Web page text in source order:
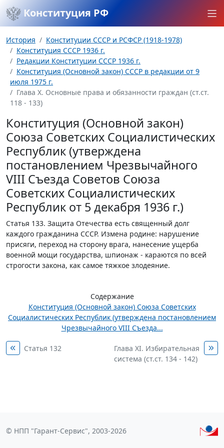
Конституция РФ
История
Конституции СССР и РСФСР (1918-1978)
Конституция СССР 1936 г.
Редакции Конституции СССР 1936 г.
Конституция (Основной закон) СССР в редакции от 9
июля 1975 г.
Глава Х. Основные права и обязанности граждан (ст.ст.
118 - 133)
Конституция (Основной закон)
Союза Советских Социалистических
Республик (утверждена
постановлением Чрезвычайного
VIII Съезда Советов Союза
Советских Социалистических
Республик от 5 декабря 1936 г.)
Статья 133. Защита Отечества есть священный долг
каждого гражданина СССР. Измена родине: нарушение
присяги, переход на сторону врага, нанесение ущерба
военной мощи государства, шпионаж - караются по всей
строгости закона, как самое тяжкое злодеяние.
Содержание
Конституция (Основной закон) Союза Советских
Социалистических Республик (утверждена постановлением
Чрезвычайного VIII Съезда...
Статья 132
Глава XI. Избирательная
система (ст.ст. 134 - 142)
© НПП "Гарант-Сервис", 2003-2026